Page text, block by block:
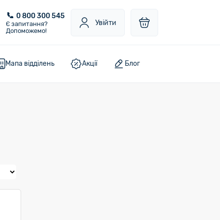
0 800 300 545
Є запитання?
Допоможемо!
Увійти
Мапа відділень Акції Блог